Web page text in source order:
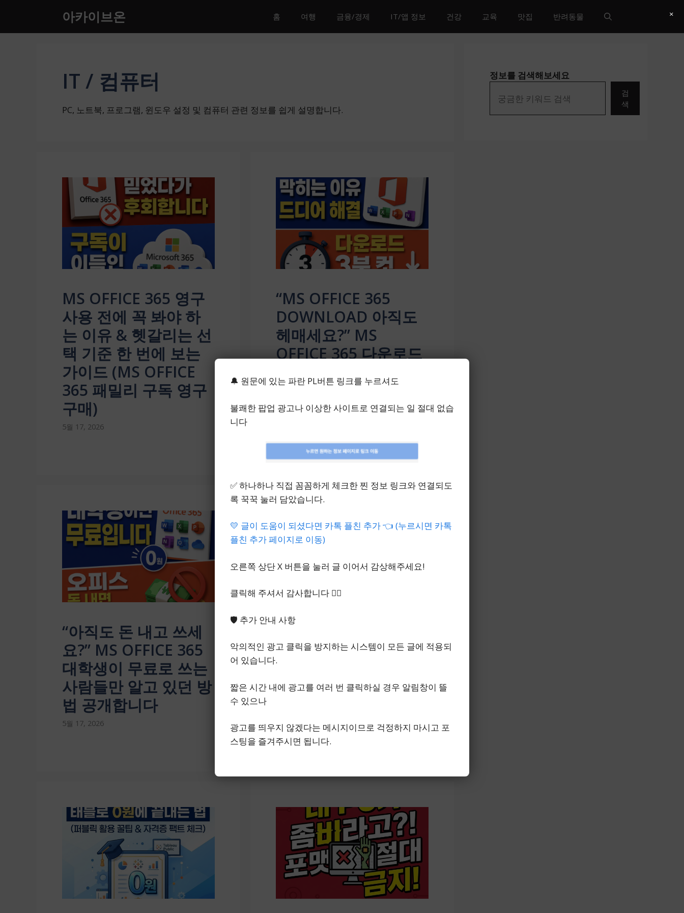
츠
아카이브온 홈 여행 금융/경제 IT/앱 정보 건강 교육 맛집 반려동물
IT / 컴퓨터
PC, 노트북, 프로그램, 윈도우 설정 및 컴퓨터 관련 정보를 쉽게 설명합니다.
MS OFFICE 365 영구
사용 전에 꼭 봐야 하
는 이유 & 헷갈리는 선
택 기준 한 번에 보는
가이드 (MS OFFICE
365 패밀리 구독 영구
구매)
5월 17, 2026
“MS OFFICE 365
DOWNLOAD 아직도
헤매세요?” MS
OFFICE 365 다운로드
최신 방법
5월 17, 2026
“아직도 돈 내고 쓰세
요?” MS OFFICE 365
대학생이 무료로 쓰는
사람들만 알고 있던 방
법 공개합니다
5월 17, 2026
자막 생성 1초컷하는
비법을 써야만 하는 충
격적인 이유 (다음 카
카오 팟플레이어 자막
3월 8, 2026
정보를 검색해보세요
검
색
×
🔔 원문에 있는 파란 PL버튼 링크를 누르셔도
불쾌한 팝업 광고나 이상한 사이트로 연결되는 일 절대 없습
니다
✅ 하나하나 직접 꼼꼼하게 체크한 찐 정보 링크와 연결되도
록 꾹꾹 눌러 담았습니다.
💛 글이 도움이 되셨다면 카톡 플친 추가 👈 (누르시면 카톡
플친 추가 페이지로 이동)
오른쪽 상단 X 버튼을 눌러 글 이어서 감상해주세요!
클릭해 주셔서 감사합니다 🙇‍♂️
🛡️ 추가 안내 사항
악의적인 광고 클릭을 방지하는 시스템이 모든 글에 적용되
어 있습니다.
짧은 시간 내에 광고를 여러 번 클릭하실 경우 알림창이 뜰
수 있으나
광고를 띄우지 않겠다는 메시지이므로 걱정하지 마시고 포
스팅을 즐겨주시면 됩니다.